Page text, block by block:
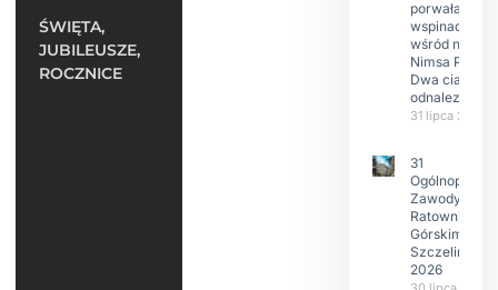
ŚWIĘTA,
JUBILEUSZE,
ROCZNICE
porwała 10
wspinaczy,
wśród nich
Nimsa Purję.
Dwa ciała
odnalezione.
31 lipca 2026
31
Ogólnopolskie
Zawody w
Ratownictwie
Górskim –
Szczeliniec
2026